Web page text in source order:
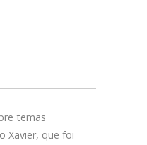
temas
Xavier, que foi